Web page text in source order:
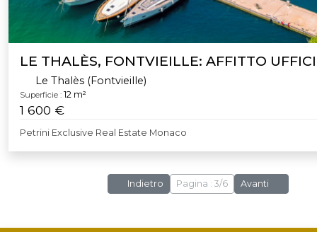
LE THALÈS, FONTVIEILLE: AFFITTO
Le Thalès (Fontvieille)
Superficie : 12 m²
1 600 €
Petrini Exclusive Real Estate Monaco
Indietro Pagina : 3/6 Avanti